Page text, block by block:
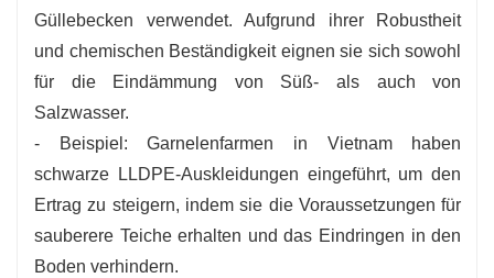
Güllebecken verwendet. Aufgrund ihrer Robustheit
und chemischen Beständigkeit eignen sie sich sowohl
für die Eindämmung von Süß- als auch von
Salzwasser.
- Beispiel: Garnelenfarmen in Vietnam haben
schwarze LLDPE-Auskleidungen eingeführt, um den
Ertrag zu steigern, indem sie die Voraussetzungen für
sauberere Teiche erhalten und das Eindringen in den
Boden verhindern.